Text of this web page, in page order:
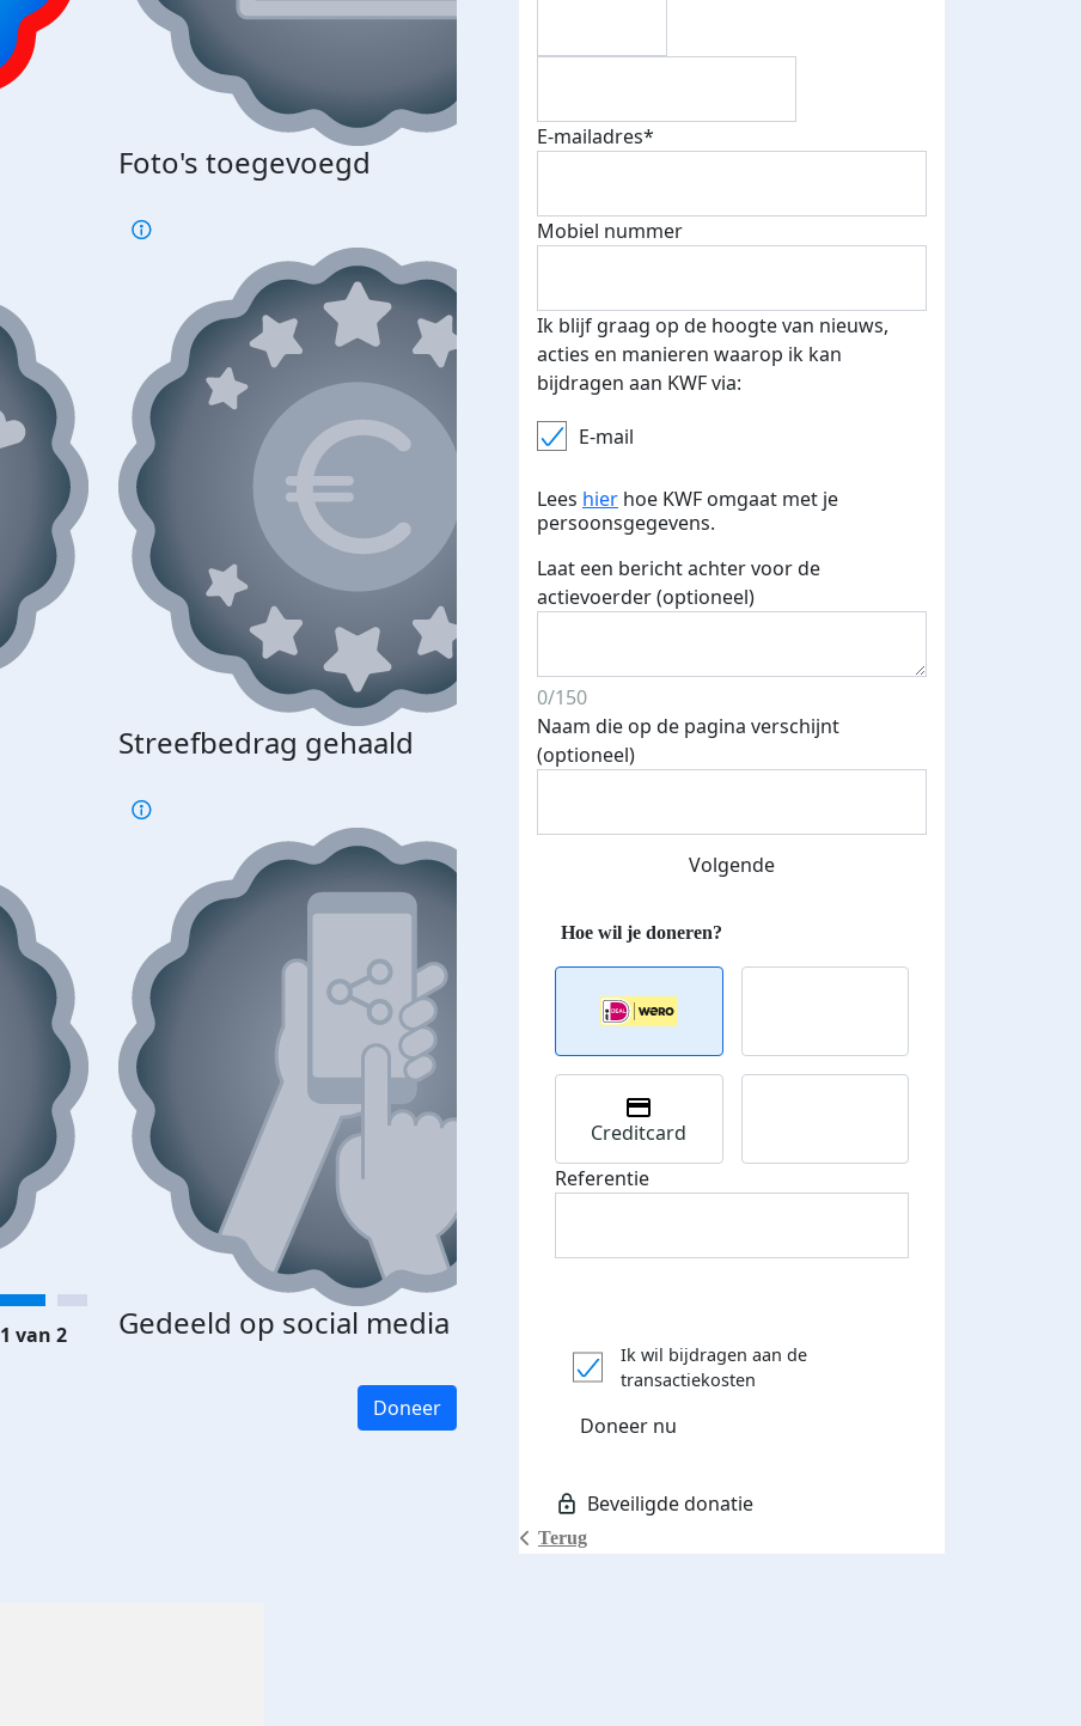
Foto's toegevoegd E-mails verstuurd
Streefbedrag gehaald Streefbedrag verhoogd
Gedeeld op social media
Top fondsenwerver
1 van 2
Doneer
E-mailadres*
Mobiel nummer
Ik blijf graag op de hoogte van nieuws,
acties en manieren waarop ik kan
bijdragen aan KWF via:
E-mail
Lees hier hoe KWF omgaat met je
persoonsgegevens.
Laat een bericht achter voor de
actievoerder (optioneel)
0/150
Naam die op de pagina verschijnt
(optioneel)
Volgende
Terug
Creditcard
Referentie
Ik wil bijdragen aan de
transactiekosten
Doneer nu